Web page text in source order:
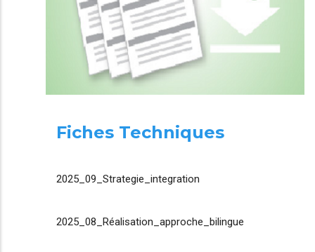
Fiches Techniques
2025_09_Strategie_integration
2025_08_Réalisation_approche_bilingue